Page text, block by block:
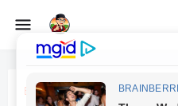
Beranda ampunan Allah